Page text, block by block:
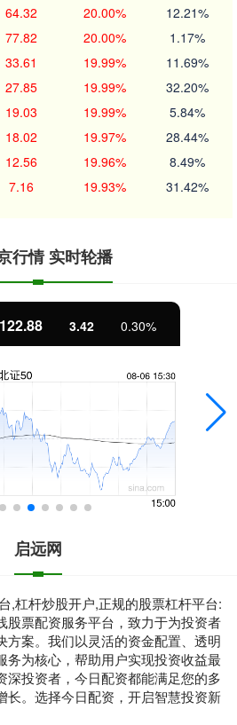
64.32 20.00% 12.21%
77.82 20.00% 1.17%
33.61 19.99% 11.69%
27.85 19.99% 32.20%
19.03 19.99% 5.84%
18.02 19.97% 28.44%
12.56 19.96% 8.49%
7.16 19.93% 31.42%
行情 实时轮播
3.42 0.30%
启远网
,杠杆炒股开户,正规的股票杠杆平台:
股票配资服务平台，致力于为投资者
方案。我们以灵活的资金配置、透明
务为核心，帮助用户实现投资收益最
深投资者，今日配资都能满足您的多
长。选择今日配资，开启智慧投资新